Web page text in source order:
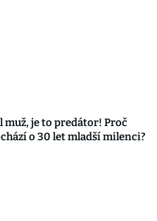
muž, je to predátor! Proč
o 30 let mladší milenci?